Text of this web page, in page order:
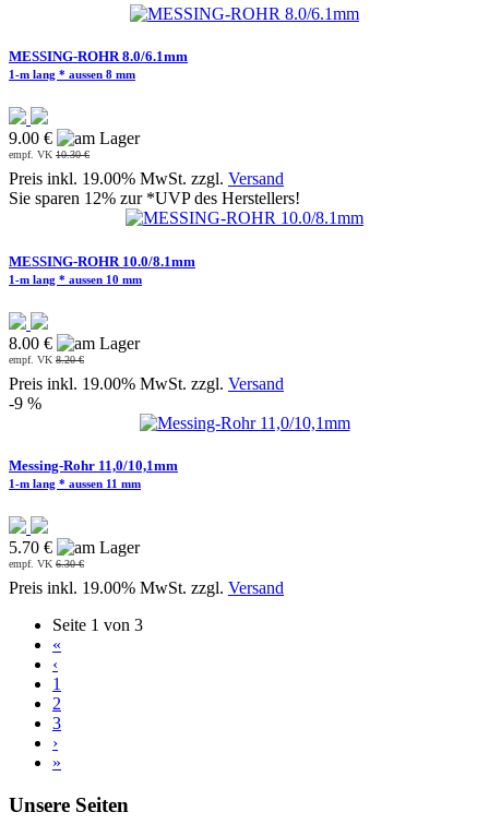
MESSING-ROHR 8.0/6.1mm
1-m lang * aussen 8 mm
9.00 €
empf. VK 10.30 €
Preis inkl. 19.00% MwSt. zzgl. Versand
Sie sparen 12% zur *UVP des Herstellers!
MESSING-ROHR 10.0/8.1mm
1-m lang * aussen 10 mm
8.00 €
empf. VK 8.20 €
Preis inkl. 19.00% MwSt. zzgl. Versand
-9 %
Messing-Rohr 11,0/10,1mm
1-m lang * aussen 11 mm
5.70 €
empf. VK 6.30 €
Preis inkl. 19.00% MwSt. zzgl. Versand
Seite 1 von 3
«
‹
1
2
3
›
»
Unsere Seiten